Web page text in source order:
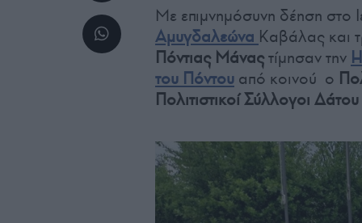
Με επιμνημόσυνη δέηση στο
Αμυγδαλεώνα Καβάλας και
Πόντιας Μάναςτίμησαν την
του Πόντου από κοινού ο
Πολιτιστικοί Σύλλογοι Δάτου